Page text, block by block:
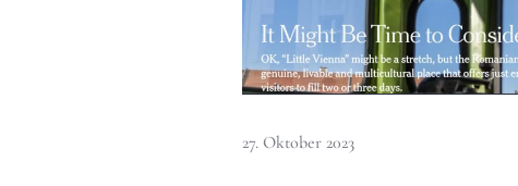
27. Oktober 2023